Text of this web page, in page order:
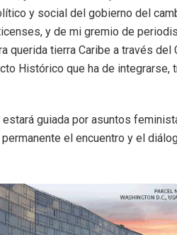
y social del gobierno del
y de mi gremio de
querida tierra Caribe a través
Histórico que ha de integrarse,
estará guiada por asuntos
el encuentro y el